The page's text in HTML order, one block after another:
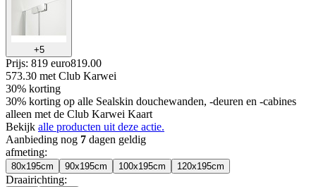
+5
Prijs: 819 euro819.00
573.30 met Club Karwei
30% korting
30% korting op alle Sealskin douchewanden, -deuren en -cabines
alleen met de Club Karwei Kaart
Bekijk alle producten uit deze actie.
Aanbieding nog 7 dagen geldig
afmeting:
80x195cm 90x195cm 100x195cm 120x195cm
Draairichting: